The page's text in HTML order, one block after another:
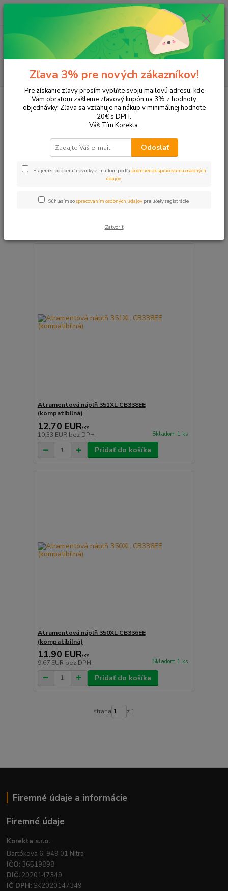
Hľadať
ks
za 0,00 EUR
Tonery a náplne do tlačiarní Hewlett Packard
HP Photosmart
Photosmart C-4390
Photosmart C-4390
Upresniť parametre
strana
Atramentová náplň 351XL CB338EE
(kompatibilná)
12,70 EUR/ks
10,33 EUR bez DPH Skladom 1 ks
Pridať do košíka
Atramentová náplň 350XL CB336EE
(kompatibilná)
11,90 EUR/ks
9,67 EUR bez DPH Skladom 1 ks
Pridať do košíka
strana z 1
Firemné údaje a informácie
Firemné údaje
Korekta s.r.o.
Bartókova 6, 949 01 Nitra
IČO: 36519898
DIČ: 2020147349
IČ DPH: SK2020147349
Zľava 3% pre nových zákazníkov!
Pre získanie zľavy prosím vyplňte svoju mailovú adresu, kde
Vám obratom zašleme zľavový kupón na 3% z hodnoty
objednávky. Zľava sa vzťahuje na nákup v minimálnej hodnote
20€ s DPH.
Váš Tím Korekta.
Odoslať
Prajem si odoberať novinky e-mailom podľa podmienok spracovania osobných
údajov.
Súhlasím sospracovaním osobných údajov pre účely registrácie.
Zatvoriť